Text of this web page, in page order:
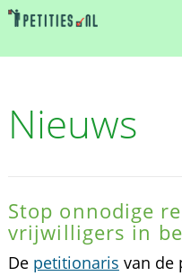
Nieuws
Stop onnodige
vrijwilligers in
De petitionaris van de